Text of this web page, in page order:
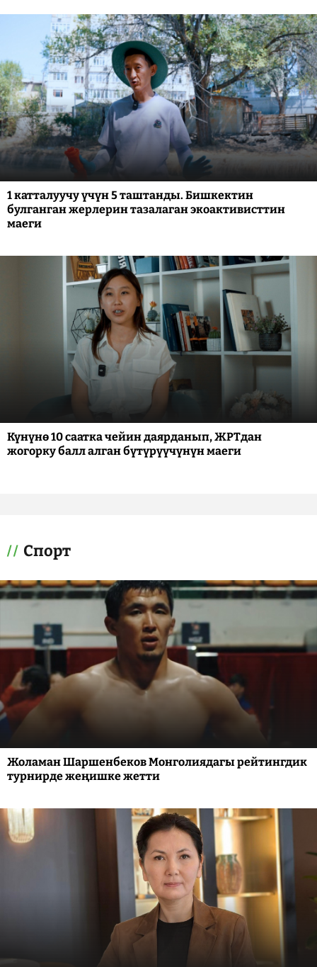
1 катталуучу үчүн 5 таштанды. Бишкектин
булганган жерлерин тазалаган экоактивисттин
маеги
Күнүнө 10 саатка чейин даярданып, ЖРТдан
жогорку балл алган бүтүрүүчүнүн маеги
Спорт
Жоламан Шаршенбеков Монголиядагы рейтингдик
турнирде жеңишке жетти